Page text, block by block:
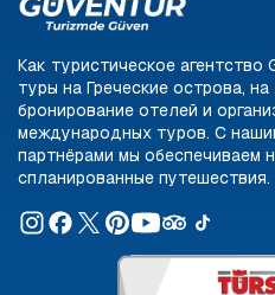
Как туристическое агентство
туры на Греческие острова,
бронирование отелей и
международных туров. С
партнёрами мы обеспечиваем
спланированные путешествия.